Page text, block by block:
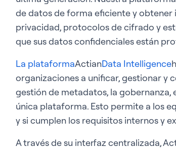
de datos de forma eficiente y obtener
privacidad, protocolos de cifrado y
que sus datos confidenciales están
La plataformaActianData Intelligence
organizaciones a unificar, gestionar y
gestión de metadatos, la gobernanza,
única plataforma. Esto permite a los
y si cumplen los requisitos internos y
A través de su interfaz centralizada,